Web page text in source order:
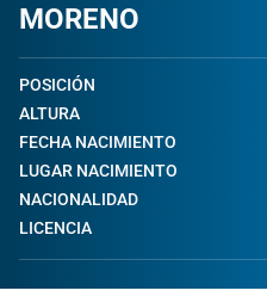
MORENO
POSICIÓN
ALTURA
FECHA NACIMIENTO
LUGAR NACIMIENTO
NACIONALIDAD
LICENCIA